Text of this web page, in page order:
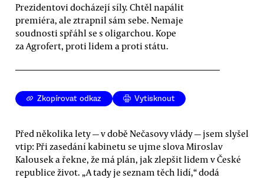
Prezidentovi docházejí síly. Chtěl napálit
premiéra, ale ztrapnil sám sebe. Nemaje
soudnosti spřáhl se s oligarchou. Kope
za Agrofert, proti lidem a proti státu.
Zkopírovat odkaz Vytisknout
Před několika lety — v době Nečasovy vlády — jsem slyšel
vtip: Při zasedání kabinetu se ujme slova Miroslav
Kalousek a řekne, že má plán, jak zlepšit lidem v České
republice život. „A tady je seznam těch lidí,“ dodá